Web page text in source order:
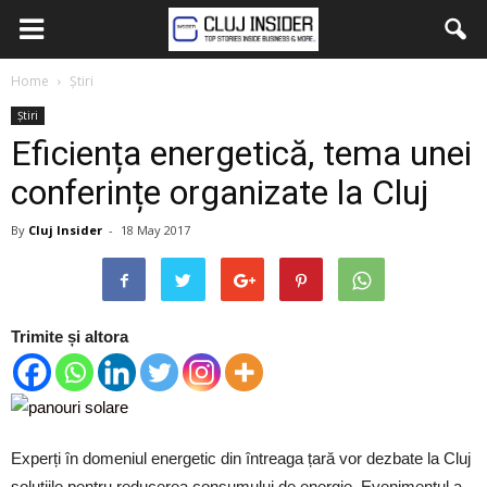
Home Știri
Știri
Eficiența energetică, tema unei
conferințe organizate la Cluj
By Cluj Insider - 18 May 2017
Trimite și altora
Experți în domeniul energetic din întreaga țară vor dezbate la Cluj